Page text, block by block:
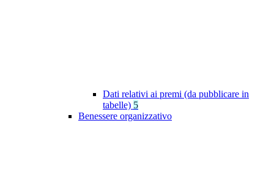
Dati relativi ai premi (da pubblicare in
tabelle) 5
Benessere organizzativo